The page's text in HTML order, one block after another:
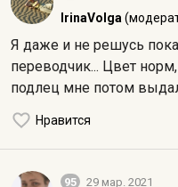
IrinaVolga
Я даже и не решусь
переводчик... Цвет
подлец мне потом
Нравится
95 29 мар. 2021